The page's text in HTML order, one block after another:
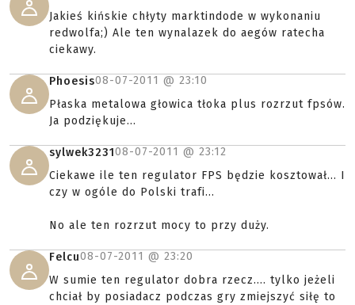
Jakieś kińskie chłyty marktindode w wykonaniu
redwolfa;) Ale ten wynalazek do aegów ratecha
ciekawy.
Phoesis08-07-2011 @ 23:10
Płaska metalowa głowica tłoka plus rozrzut fpsów.
Ja podziękuje...
sylwek323108-07-2011 @ 23:12
Ciekawe ile ten regulator FPS będzie kosztował... I
czy w ogóle do Polski trafi...
No ale ten rozrzut mocy to przy duży.
Felcu08-07-2011 @ 23:20
W sumie ten regulator dobra rzecz.... tylko jeżeli
chciał by posiadacz podczas gry zmiejszyć siłę to